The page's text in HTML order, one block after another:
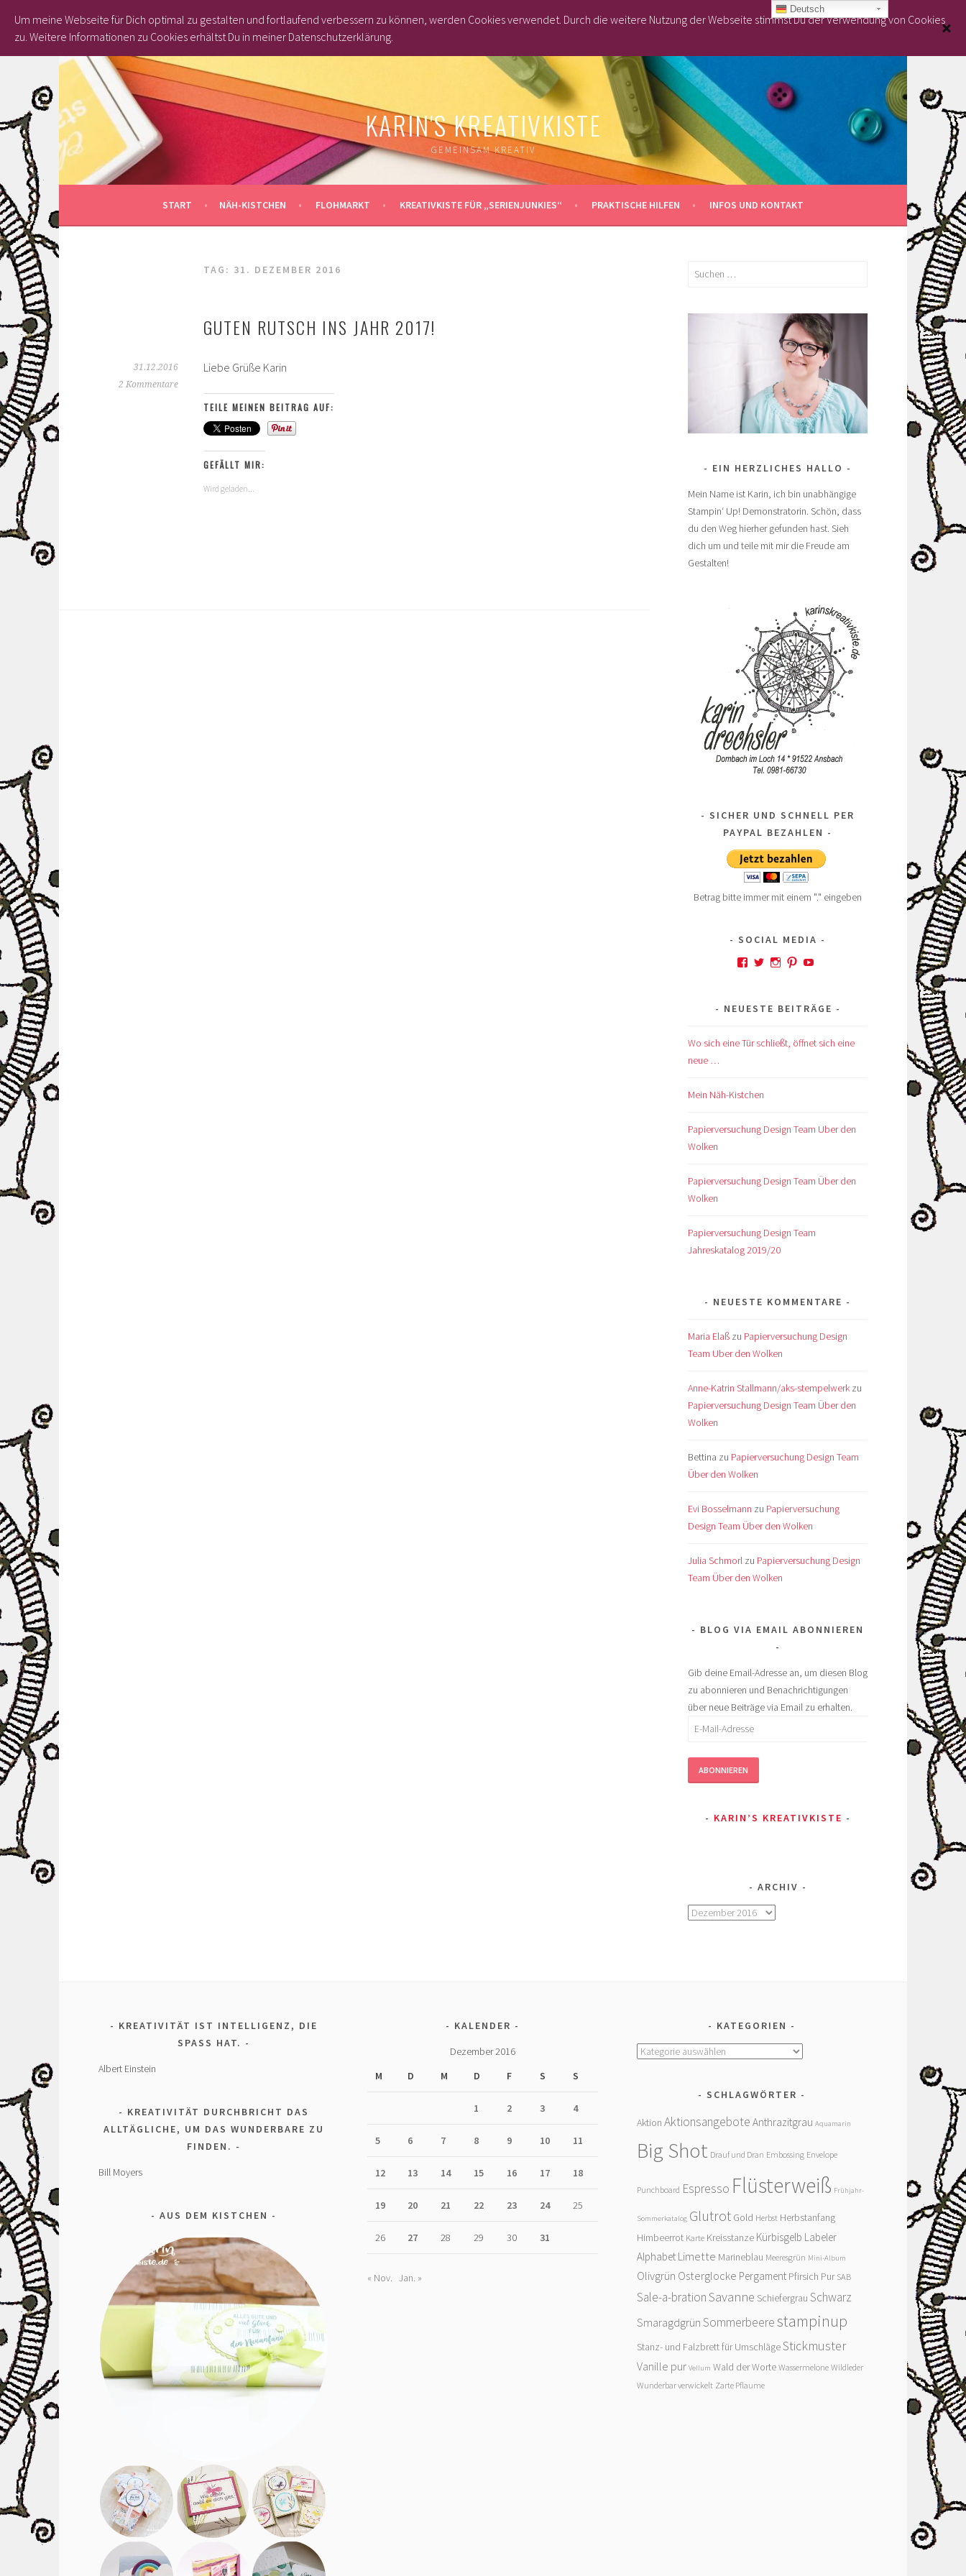
Springe
Inhalt
KARIN'S KREATIVKISTE
GEMEINSAM KREATIV
START NÄH-KISTCHEN FLOHMARKT KREATIVKISTE FÜR „SERIENJUNKIES“ PRAKTISCHE HILFEN INFOS UND KONTAKT
TAG: 31. DEZEMBER 2016
GUTEN RUTSCH INS JAHR 2017!
31.12.2016
2 Kommentare
Liebe Grüße Karin
TEILE MEINEN BEITRAG AUF:
GEFÄLLT MIR:
Wird geladen...
Suchen
EIN HERZLICHES HALLO
Mein Name ist Karin, ich bin unabhängige
Stampin‘ Up! Demonstratorin. Schön, dass
du den Weg hierher gefunden hast. Sieh
dich um und teile mit mir die Freude am
Gestalten!
SICHER UND SCHNELL PER
PAYPAL BEZAHLEN
Betrag bitte immer mit einem "." eingeben
SOCIAL MEDIA
Profil
Facebook
Profil
Twitter
Profil
Instagram
Profil
Pinterest
Profil
YouTube
NEUESTE BEITRÄGE
Wo sich eine Tür schließt, öffnet sich eine
neue …
Mein Näh-Kistchen
Papierversuchung Design Team Uber den
Wolken
Papierversuchung Design Team Über den
Wolken
Papierversuchung Design Team
Jahreskatalog 2019/20
NEUESTE KOMMENTARE
Maria Elaß zu Papierversuchung Design
Team Uber den Wolken
Anne-Katrin Stallmann/aks-stempelwerk zu
Papierversuchung Design Team Über den
Wolken
Bettina zu Papierversuchung Design Team
Über den Wolken
Evi Bosselmann zu Papierversuchung
Design Team Über den Wolken
Julia Schmorl zu Papierversuchung Design
Team Über den Wolken
BLOG VIA EMAIL ABONNIEREN
Gib deine Email-Adresse an, um diesen Blog
zu abonnieren und Benachrichtigungen
über neue Beiträge via Email zu erhalten.
Adresse
ABONNIEREN
KARIN’S KREATIVKISTE
ARCHIV
Archiv
KREATIVITÄT IST INTELLIGENZ, DIE
SPASS HAT.
Albert Einstein
KREATIVITÄT DURCHBRICHT DAS
ALLTÄGLICHE, UM DAS WUNDERBARE ZU
FINDEN.
Bill Moyers
AUS DEM KISTCHEN
KALENDER
Dezember 2016
M
D M D F S S
1 2 3 4
5 6 7 8 9 10 11
12 13 14 15 16 17 18
19 20 21 22 23 24 25
26 27 28 29 30 31
« Nov. Jan. »
KATEGORIEN
Kategorien
SCHLAGWÖRTER
Aktion Aktionsangebote Anthrazitgrau Aquamarin
Big Shot Drauf und Dran Embossing Envelope
Punchboard Espresso Flüsterweiß Frühjahr-
Sommerkatalog Glutrot Gold Herbst Herbstanfang
Himbeerrot Karte Kreisstanze Kürbisgelb Labeler
Alphabet Limette Marineblau Meeresgrün Mini-Album
Olivgrün Osterglocke Pergament Pfirsich Pur SAB
Sale-a-brationSavanne Schiefergrau Schwarz
Smaragdgrün Sommerbeerestampinup
Stanz- und Falzbrett für UmschlägeStickmuster
Vanille pur Vellum Wald der Worte Wassermelone Wildleder
Wunderbar verwickelt Zarte Pflaume
Deutsch
Um meine Webseite für Dich optimal zu gestalten und fortlaufend verbessern zu können, werden Cookies verwendet. Durch die weitere Nutzung der Webseite stimmst Du der Verwendung von Cookies
zu. Weitere Informationen zu Cookies erhältst Du in meiner Datenschutzerklärung.